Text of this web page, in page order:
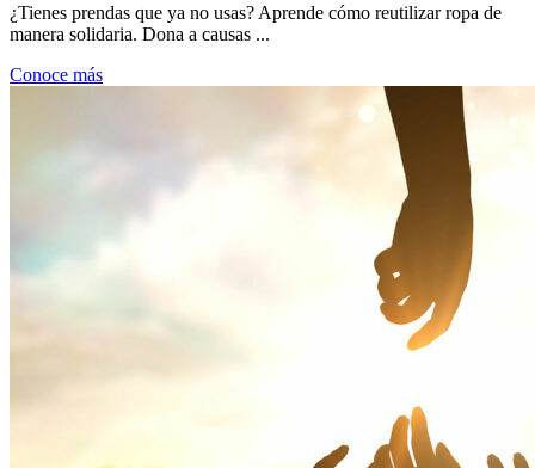
¿Tienes prendas que ya no usas? Aprende cómo reutilizar ropa de
manera solidaria. Dona a causas ...
Conoce más